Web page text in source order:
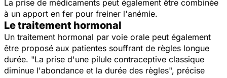
La prise de médicaments peut également être combinée
à un apport en fer pour freiner l'anémie.
Le traitement hormonal
Un traitement hormonal par voie orale peut également
être proposé aux patientes souffrant de règles longue
durée. "La prise d'une pilule contraceptive classique
diminue l'abondance et la durée des règles", précise